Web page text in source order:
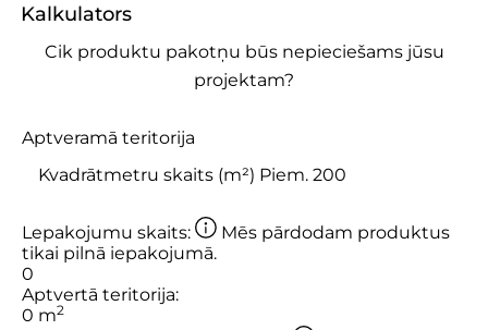
Kalkulators
Cik produktu pakotņu būs nepieciešams jūsu
projektam?
Aptveramā teritorija
Lepakojumu skaits:
Mēs pārdodam produktus
tikai pilnā iepakojumā.
0
Aptvertā teritorija:
0 m2